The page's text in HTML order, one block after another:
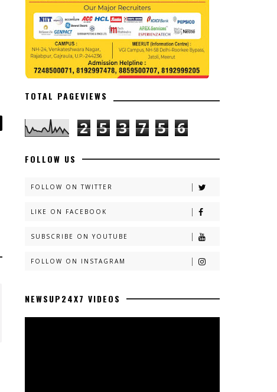
TOTAL PAGEVIEWS
2 5 3 7 5 6
FOLLOW US
FOLLOW ON TWITTER
LIKE ON FACEBOOK
SUBSCRIBE ON YOUTUBE
FOLLOW ON INSTAGRAM
NEWSUP24X7 VIDEOS